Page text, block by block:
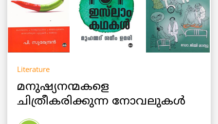
Literature
മനുഷ്യനന്മകളെ
ചിത്രീകരിക്കുന്ന നോവലുകള്‍